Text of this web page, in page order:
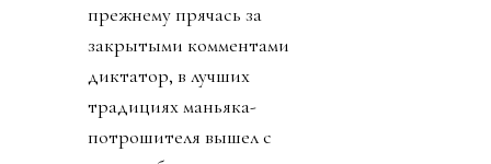
прежнему прячась за
закрытыми комментами
диктатор, в лучших
традициях маньяка-
потрошителя вышел с